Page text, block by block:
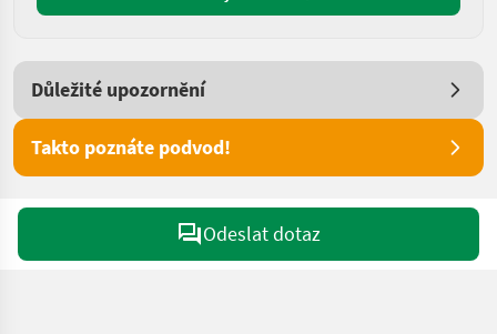
Důležité upozornění
Takto poznáte podvod!
Odeslat dotaz